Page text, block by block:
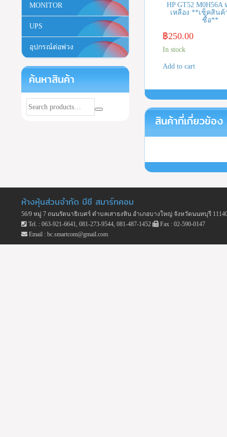
HP GT52 M0H56A
เหลือง **เช็คสินค้
ซื้อ**
฿250.00
In stock
Add to cart
สินค้าที่เกี่ยวข้อง
MONITOR
UPS
อุปกรณ์ต่อพ่วง
ค้นหาสินค้า
ห้างหุ้นส่วนจำกัด บีซี สมาร์ทคอม
56/9 หมู่ 7 ถนนรัตนาธิเบศร์ ตำบลเสาธงหิน อำเภอบางใหญ่ จังหวัดนนทบุรี
Tel. : 063-921-6641, 081-273-9544, 081-487-1452
Fax : 02-590-0147
Email : bc.smartcom@gmail.com